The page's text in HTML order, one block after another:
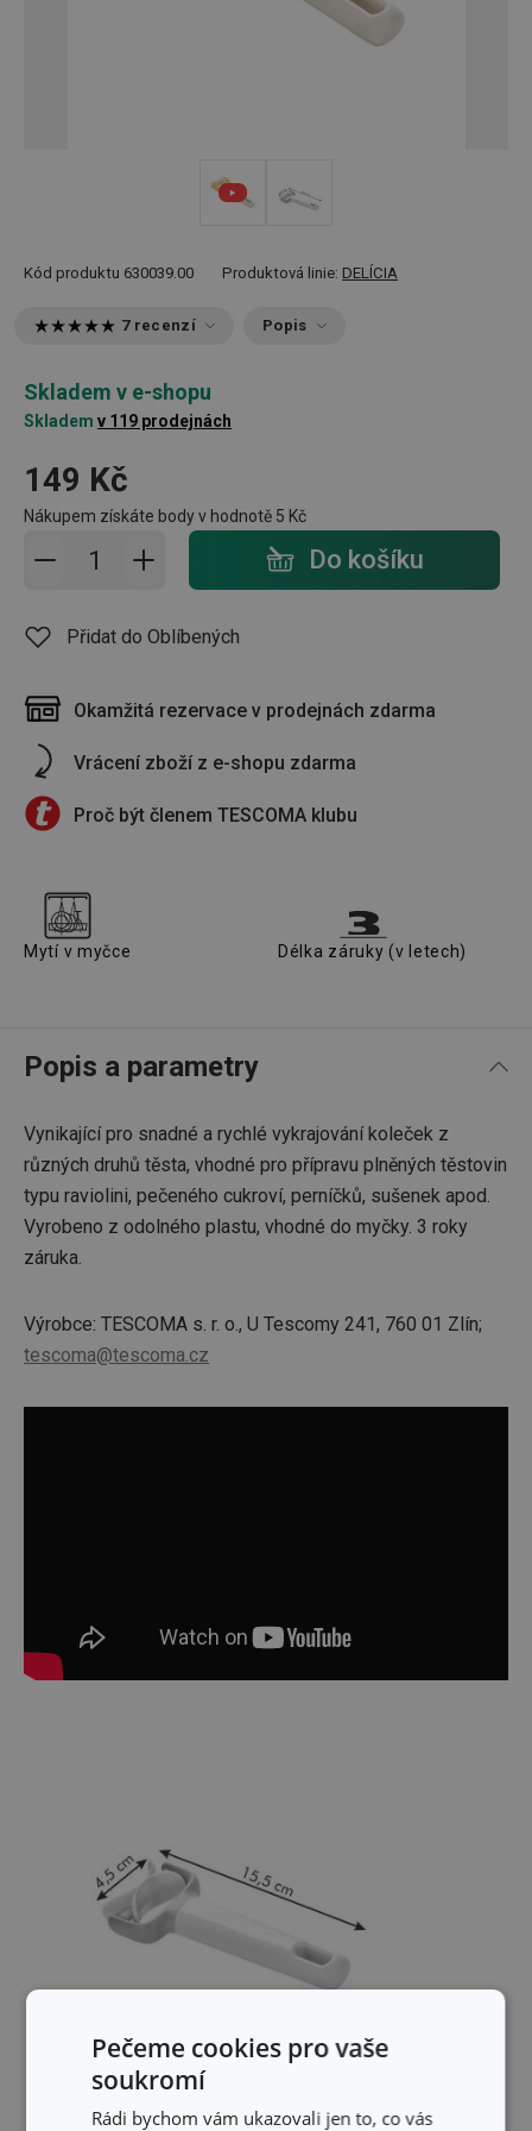
Kód produktu 630039.00 Produktová linie: DELÍCIA
7 recenzí Popis
Skladem v e-shopu
Skladem v 119 prodejnách
149 Kč
Nákupem získáte body v hodnotě 5 Kč
Přidat do košíku - počet Do košíku
Přidat do Oblíbených
Okamžitá rezervace v prodejnách zdarma
Vrácení zboží z e-shopu zdarma
Proč být členem TESCOMA klubu
Mytí v myčce Délka záruky (v letech)
Popis a parametry
Vynikající pro snadné a rychlé vykrajování koleček z
různých druhů těsta, vhodné pro přípravu plněných těstovin
typu raviolini, pečeného cukroví, perníčků, sušenek apod.
Vyrobeno z odolného plastu, vhodné do myčky. 3 roky
záruka.
Výrobce: TESCOMA s. r. o., U Tescomy 241, 760 01 Zlín;
tescoma@tescoma.cz
Pečeme cookies pro vaše
soukromí
Rádi bychom vám ukazovali jen to, co vás